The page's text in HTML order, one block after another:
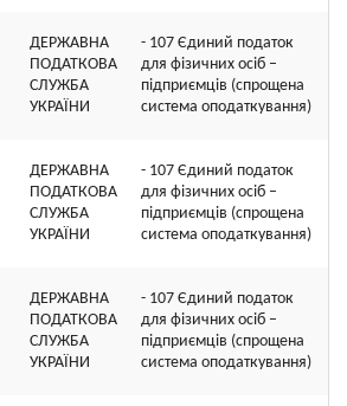
ДЕРЖАВНА
ПОДАТКОВА
СЛУЖБА
УКРАЇНИ
- 107 Єдиний податок
для фізичних осіб –
підприємців (спрощена
система оподаткування)
ДЕРЖАВНА
ПОДАТКОВА
СЛУЖБА
УКРАЇНИ
- 107 Єдиний податок
для фізичних осіб –
підприємців (спрощена
система оподаткування)
ДЕРЖАВНА
ПОДАТКОВА
СЛУЖБА
УКРАЇНИ
- 107 Єдиний податок
для фізичних осіб –
підприємців (спрощена
система оподаткування)